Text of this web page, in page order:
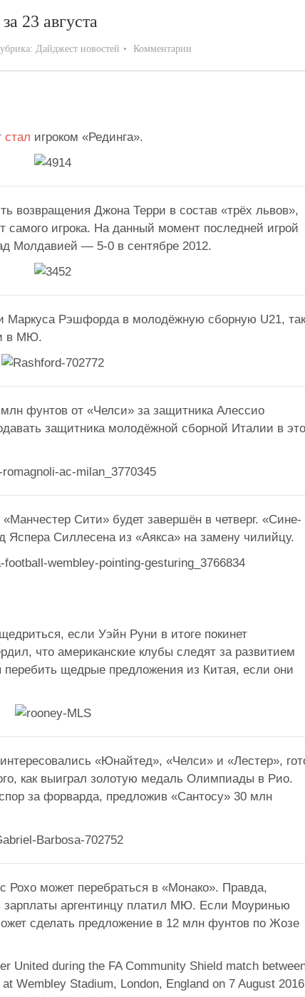
23 августа
Дайджест новостей Комментарии
стал игроком «Рединга».
возвращения Джона Терри в состав «трёх львов»,
самого игрока. На данный момент последней игрой
Молдавией — 5-0 в сентябре 2012.
Маркуса Рэшфорда в молодёжную сборную U21, так
в МЮ.
фунтов от «Челси» за защитника Алессио
защитника молодёжной сборной Италии в это
Сити» будет завершён в четверг. «Сине-
Яспера Силлесена из «Аякса» на замену чилийцу.
если Уэйн Руни в итоге покинет
что американские клубы следят за развитием
перебить щедрые предложения из Китая, если они
«Юнайтед», «Челси» и «Лестер»,
как выиграл золотую медаль Олимпиады в Рио.
за форварда, предложив «Сантосу» 30 млн
может перебраться в «Монако». Правда,
зарплаты аргентинцу платил МЮ. Если Моуринью
сделать предложение в 12 млн фунтов по Жозе